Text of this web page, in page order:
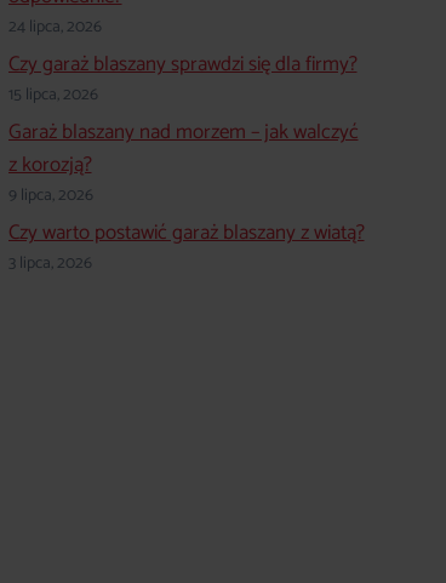
24 lipca, 2026
Czy garaż blaszany sprawdzi się dla firmy?
15 lipca, 2026
Garaż blaszany nad morzem – jak walczyć
z korozją?
9 lipca, 2026
Czy warto postawić garaż blaszany z wiatą?
3 lipca, 2026